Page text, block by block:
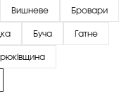
Вишневе Бровари
Буча Гатне